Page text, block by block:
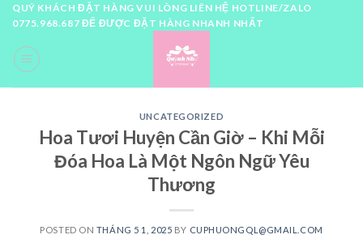
Skip
content
QUÝ KHÁCH ĐẶT HÀNG VUI LÒNG LIÊN HỆ HOTLINE/ZALO
0775.968.687 ĐỂ ĐƯỢC ĐẶT HÀNG NHANH NHẤT
UNCATEGORIZED
Hoa Tươi Huyện Cần Giờ – Khi Mỗi
Đóa Hoa Là Một Ngôn Ngữ Yêu
Thương
POSTED ON THÁNG 5 1, 2025 BY CUPHUONGQL@GMAIL.COM